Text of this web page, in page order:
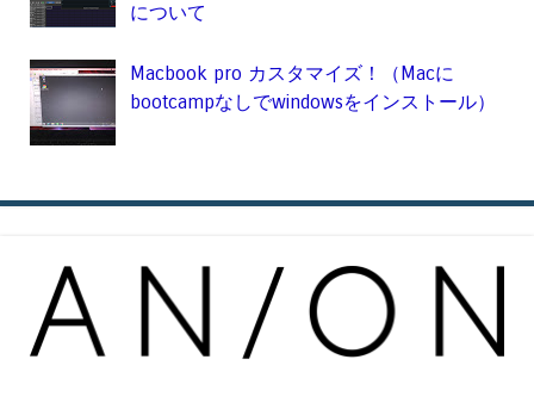
について
Macbook pro カスタマイズ！（Macに
bootcampなしでwindowsをインストール）